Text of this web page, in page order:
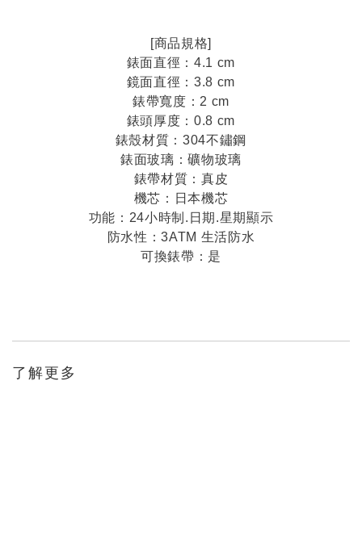
[商品規格]
錶面直徑：4.1 cm
鏡面直徑：3.8 cm
錶帶寬度：2 cm
錶頭厚度：0.8 cm
錶殼材質：304不鏽鋼
錶面玻璃：礦物玻璃
錶帶材質：真皮
機芯：日本機芯
功能：24小時制.日期.星期顯示
防水性：3ATM 生活防水
可換錶帶：是
了解更多